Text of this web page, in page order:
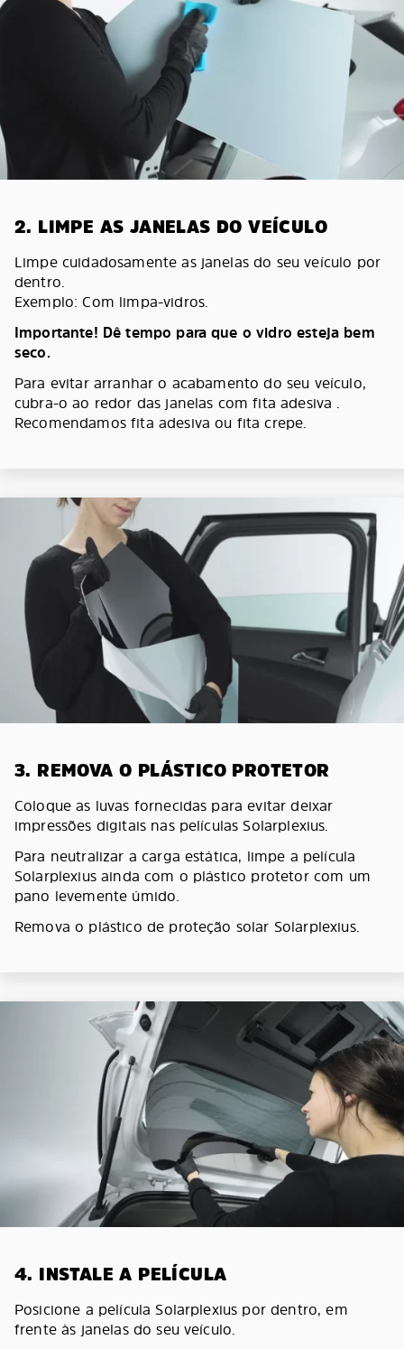
2. LIMPE AS JANELAS DO VEÍCULO
Limpe cuidadosamente as janelas do seu veículo por
dentro.
Exemplo: Com limpa-vidros.
Importante! Dê tempo para que o vidro esteja bem
seco.
Para evitar arranhar o acabamento do seu veículo,
cubra-o ao redor das janelas com fita adesiva .
Recomendamos fita adesiva ou fita crepe.
3. REMOVA O PLÁSTICO PROTETOR
Coloque as luvas fornecidas para evitar deixar
impressões digitais nas películas Solarplexius.
Para neutralizar a carga estática, limpe a película
Solarplexius ainda com o plástico protetor com um
pano levemente úmido.
Remova o plástico de proteção solar Solarplexius.
4. INSTALE A PELÍCULA
Posicione a película Solarplexius por dentro, em
frente às janelas do seu veículo.